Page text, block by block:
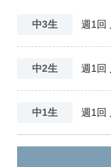
中3生 週1回
中2生 週1回
中1生 週1回